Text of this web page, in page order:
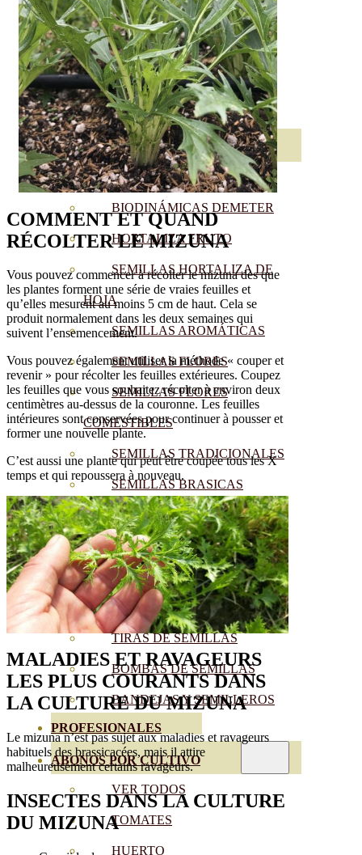
PROTECCIÓN CULTIVOS Y
PLANTAS
PLANTAS INTERIOR
GROWPUNCH
SEMILLAS
VER TODAS
BIODINÁMICAS DEMETER
HORTALIZA FRUTO
SEMILLAS HORTALIZA DE
HOJA
SEMILLAS AROMÁTICAS
SEMILLAS FLORES
SEMILLAS FLORES
COMESTIBLES
SEMILLAS TRADICIONALES
SEMILLAS BRASICAS
SEMILLAS RAÍZ
SEMILLAS LEGUMINOSAS
MICROGREEN
CUBIERTAS VEGETALES
TIRAS DE SEMILLAS
BOMBAS DE SEMILLAS
BANDEJAS Y SEMILLEROS
PROFESIONALES
ABONOS POR CULTIVO
VER TODOS
TOMATES
HUERTO
COMMENT ET QUAND
RÉCOLTER LEMIZUNA
Vous pouvez commencer à récolter le mizuna dès que
les plantes forment une série de vraies feuilles et
qu’elles mesurent au moins 5 cm de haut. Cela se
produit normalement dans les deux semaines qui
suivent l’ensemencement.
Vous pouvez également utiliser la méthode « couper et
revenir » pour récolter les feuilles extérieures. Coupez
les feuilles que vous souhaitez récolter à environ deux
centimètres au-dessus de la couronne. Les feuilles
intérieures sont conservées pour continuer à pousser et
former une nouvelle plante.
C’est aussi une plante qui peut être coupée tous les X
temps et qui repoussera à nouveau.
MALADIES ET RAVAGEURS
LES PLUS COURANTSDANS
LA CULTURE DU MIZUNA
Le mizuna n’est pas sujet aux maladies et ravageurs
habituels des brassicacées, mais il attire
malheureusement certains ravageurs.
INSECTES DANS LA CULTURE
DU MIZUNA